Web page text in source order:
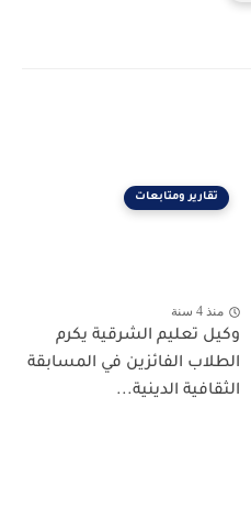
تقارير ومتابعات
منذ 4 سنة
وكيل تعليم الشرقية يكرم
الطلاب الفائزين في المسابقة
الثقافية الدينية...